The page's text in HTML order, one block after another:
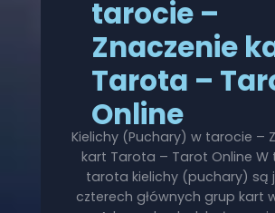
tarocie –
Znaczenie
Tarota –
Online
Kielichy (Puchary) w tarocie –
kart Tarota – Tarot Online W
tarota kielichy (puchary) są
czterech głównych grup kart